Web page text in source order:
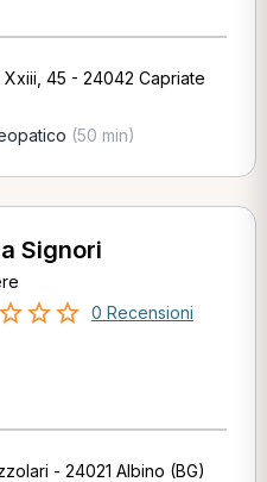
Xxiii, 45 - 24042 Capriate
(50 min)
Signori
0 Recensioni
- 24021 Albino (BG)